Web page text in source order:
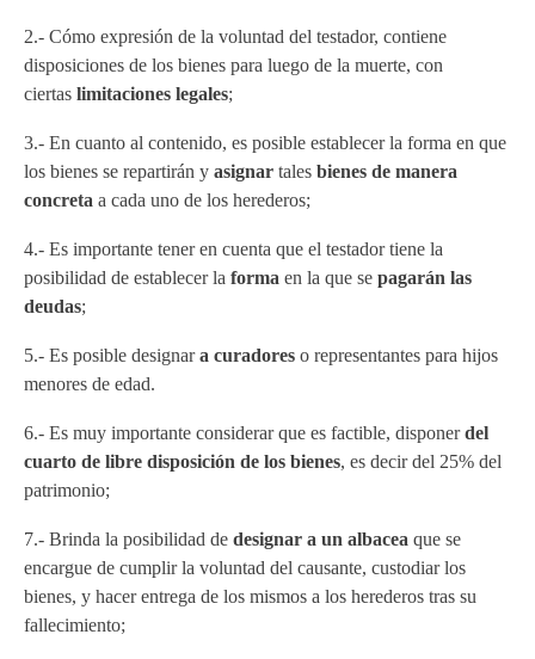
2.- Cómo expresión de la voluntad del testador, contiene
disposiciones de los bienes para luego de la muerte, con
ciertas limitaciones legales;
3.- En cuanto al contenido, es posible establecer la forma en que
los bienes se repartirán y asignar tales bienes de manera
concreta a cada uno de los herederos;
4.- Es importante tener en cuenta que el testador tiene la
posibilidad de establecer la forma en la que se pagarán las
deudas;
5.- Es posible designara curadores o representantes para hijos
menores de edad.
6.- Es muy importante considerar que es factible, disponerdel
cuarto de libre disposición de los bienes, es decir del 25% del
patrimonio;
7.- Brinda la posibilidad de designar a un albacea que se
encargue de cumplir la voluntad del causante, custodiar los
bienes, y hacer entrega de los mismos a los herederos tras su
fallecimiento;